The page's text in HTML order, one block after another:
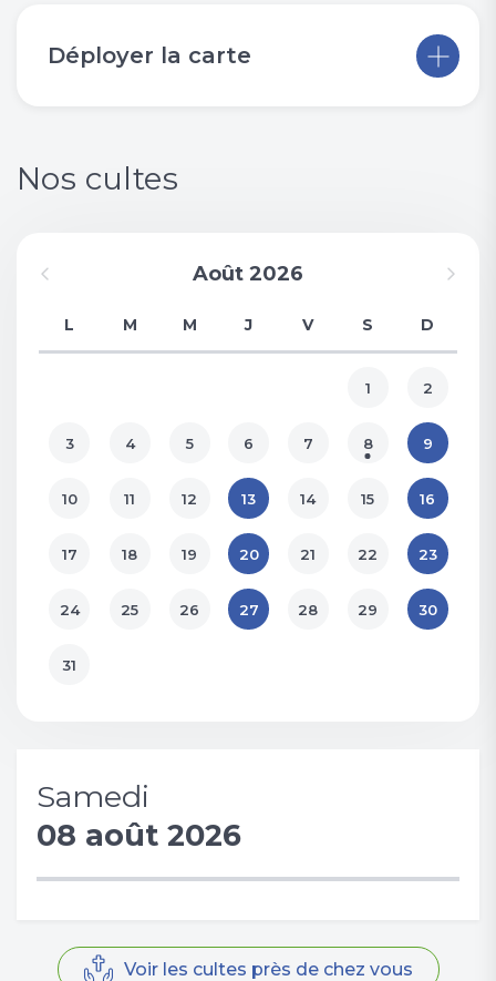
Déployer la carte
Nos cultes
Août 2026
L M M J V S D
1 2
3 4 5 6 7 8 9
10 11 12 13 14 15 16
17 18 19 20 21 22 23
24 25 26 27 28 29 30
31
Samedi
08 août 2026
Voir les cultes près de chez vous